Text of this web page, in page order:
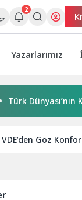
2
Yazarlarımız
Kalbi
Göz